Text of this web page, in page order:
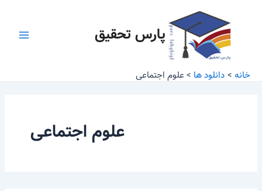
پارس تحقیق
خانه دانلود ها علوم اجتماعی
علوم اجتماعی